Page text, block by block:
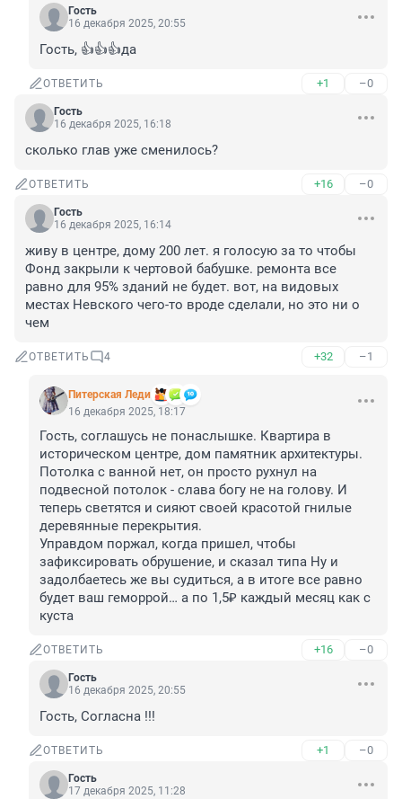
Гость
16 декабря 2025, 20:55
Гость, 👍👍👍да
ОТВЕТИТЬ +1 –0
Гость
16 декабря 2025, 16:18
сколько глав уже сменилось?
ОТВЕТИТЬ +16 –0
Гость
16 декабря 2025, 16:14
живу в центре, дому 200 лет. я голосую за то чтобы
Фонд закрыли к чертовой бабушке. ремонта все
равно для 95% зданий не будет. вот, на видовых
местах Невского чего-то вроде сделали, но это ни о
чем
ОТВЕТИТЬ 4 +32 –1
Питерская Леди
16 декабря 2025, 18:17
Гость, соглашусь не понаслышке. Квартира в
историческом центре, дом памятник архитектуры.
Потолка с ванной нет, он просто рухнул на
подвесной потолок - слава богу не на голову. И
теперь светятся и сияют своей красотой гнилые
деревянные перекрытия.
Управдом поржал, когда пришел, чтобы
зафиксировать обрушение, и сказал типа Ну и
задолбаетесь же вы судиться, а в итоге все равно
будет ваш геморрой… а по 1,5₽ каждый месяц как с
куста
ОТВЕТИТЬ +16 –0
Гость
16 декабря 2025, 20:55
Гость, Согласна !!!
ОТВЕТИТЬ +1 –0
Гость
17 декабря 2025, 11:28